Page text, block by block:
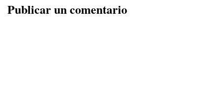
Publicar un comentario